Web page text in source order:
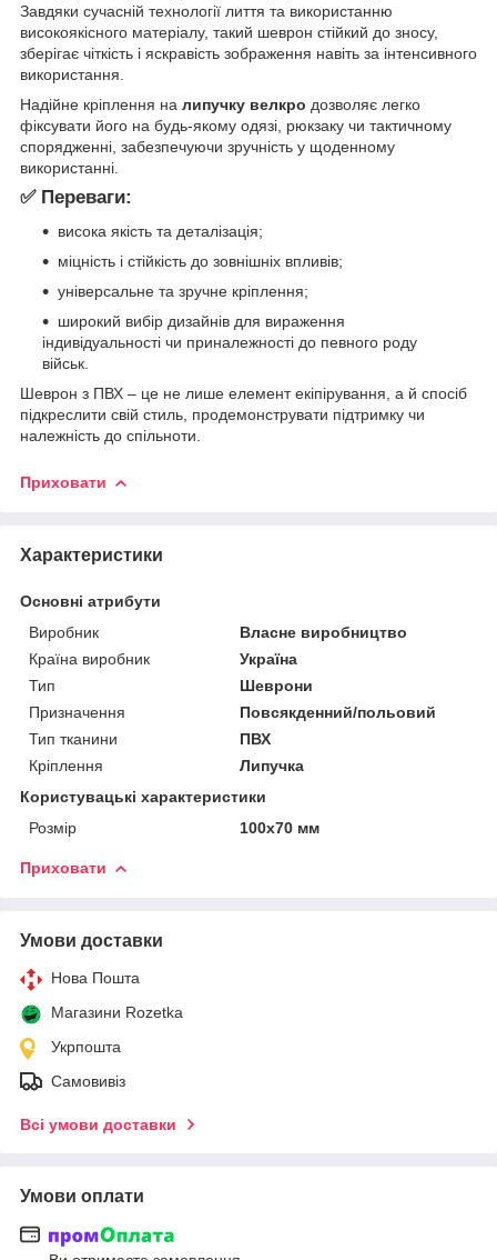
Завдяки сучасній технології лиття та використанню
високоякісного матеріалу, такий шеврон стійкий до зносу,
зберігає чіткість і яскравість зображення навіть за інтенсивного
використання.
Надійне кріплення на липучку велкро дозволяє легко
фіксувати його на будь-якому одязі, рюкзаку чи тактичному
спорядженні, забезпечуючи зручність у щоденному
використанні.
✅ Переваги:
висока якість та деталізація;
міцність і стійкість до зовнішніх впливів;
універсальне та зручне кріплення;
широкий вибір дизайнів для вираження
індивідуальності чи приналежності до певного роду
військ.
Шеврон з ПВХ – це не лише елемент екіпірування, а й спосіб
підкреслити свій стиль, продемонструвати підтримку чи
належність до спільноти.
Приховати
Характеристики
Основні атрибути
Виробник
Власне виробництво
Країна виробник
Україна
Тип
Шеврони
Призначення
Повсякденний/польовий
Тип тканини
ПВХ
Кріплення
Липучка
Користувацькі характеристики
Розмір
100х70 мм
Приховати
Умови доставки
Нова Пошта
Магазини Rozetka
Укрпошта
Самовивіз
Всі умови доставки
Умови оплати